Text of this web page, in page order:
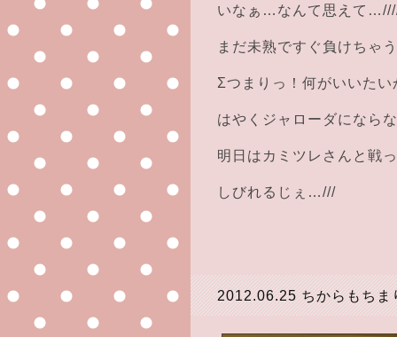
いなぁ…なんて思えて
まだ未熟ですぐ負けちゃ
Σつまりっ！何がいいた
はやくジャローダになら
明日はカミツレさんと戦
しびれるじぇ…///
2012.06.25 ちからもちま